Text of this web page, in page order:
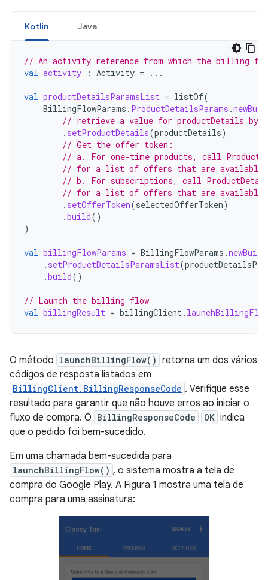
Kotlin Java
// An activity reference from which the billing
val activity : Activity = ...
val productDetailsParamsList = listOf(
BillingFlowParams . ProductDetailsParams .
// retrieve a value for productDetails by
. setProductDetails(productDetails)
// Get the offer token:
// a. For one-time products, call
// for a list of offers that are available
// b. For subscriptions, call
// for a list of offers that are available
. setOfferToken(selectedOfferToken)
.build()
)
val billingFlowParams = BillingFlowParams .
. setProductDetailsParamsList(
.build()
// Launch the billing flow
val billingResult = billingClient. launchBillingFlow
O método launchBillingFlow() retorna um dos vários
códigos de resposta listados em
BillingClient.BillingResponseCode . Verifique esse
resultado para garantir que não houve erros ao iniciar o
fluxo de compra. O BillingResponseCode OK indica
que o pedido foi bem-sucedido.
Em uma chamada bem-sucedida para
launchBillingFlow() , o sistema mostra a tela de
compra do Google Play. A Figura 1 mostra uma tela de
compra para uma assinatura: